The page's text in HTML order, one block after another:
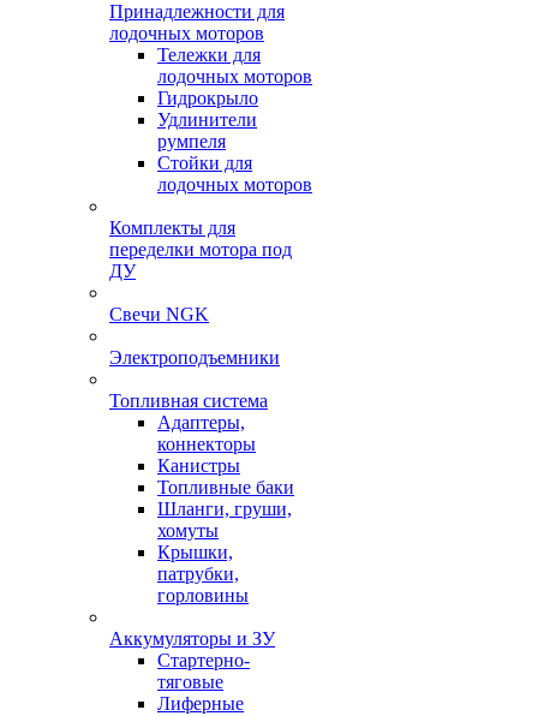
Принадлежности для
лодочных моторов
Тележки для
лодочных моторов
Гидрокрыло
Удлинители
румпеля
Стойки для
лодочных моторов
Комплекты для
переделки мотора под
ДУ
Свечи NGK
Электроподъемники
Топливная система
Адаптеры,
коннекторы
Канистры
Топливные баки
Шланги, груши,
хомуты
Крышки,
патрубки,
горловины
Аккумуляторы и ЗУ
Стартерно-
тяговые
Лиферные